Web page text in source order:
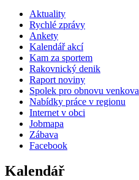
Aktuality
Rychlé zprávy
Ankety
Kalendář akcí
Kam za sportem
Rakovnický denik
Raport noviny
Spolek pro obnovu venkova
Nabídky práce v regionu
Internet v obci
Jobmapa
Zábava
Facebook
Kalendář